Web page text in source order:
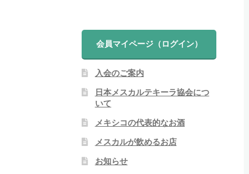
会員マイページ（ログイン）
入会のご案内
日本メスカルテキーラ協会につ
いて
メキシコの代表的なお酒
メスカルが飲めるお店
お知らせ